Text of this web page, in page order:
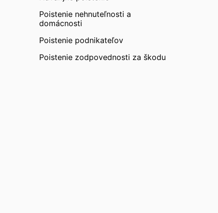
Poistenie nehnuteľnosti a
domácnosti
Poistenie podnikateľov
Poistenie zodpovednosti za škodu